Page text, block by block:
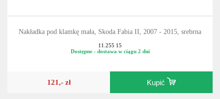
Nakładka pod klamkę mała, Skoda Fabia II, 2007 - 2015, srebrna
11.255 15
Dostępne - dostawa w ciągu 2 dni
121,- zł Kupić